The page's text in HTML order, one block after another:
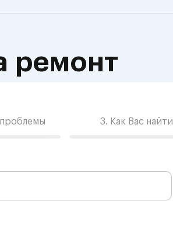
ремонт
3. Как Вас найти